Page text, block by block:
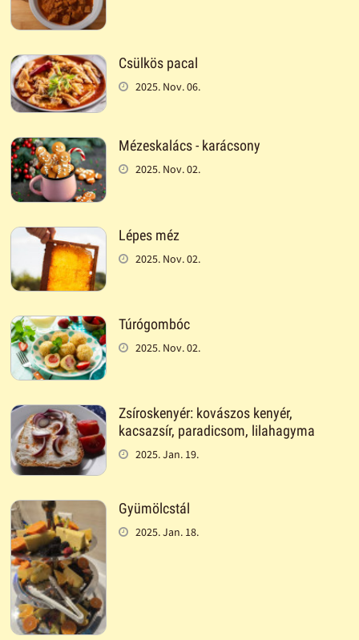
Csülkös pacal
2025. Nov. 06.
Mézeskalács - karácsony
2025. Nov. 02.
Lépes méz
2025. Nov. 02.
Túrógombóc
2025. Nov. 02.
Zsíroskenyér: kovászos kenyér,
kacsazsír, paradicsom, lilahagyma
2025. Jan. 19.
Gyümölcstál
2025. Jan. 18.